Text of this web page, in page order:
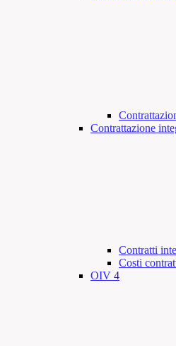
Contrattazione
Contratti
Costi
OIV 4